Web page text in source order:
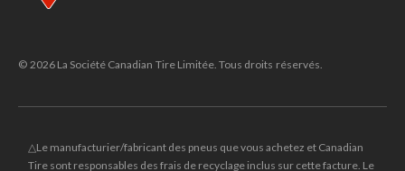
© 2026 La Société Canadian Tire Limitée. Tous droits réservés.
△Le manufacturier/fabricant des pneus que vous achetez et Canadian
Tire sont responsables des frais de recyclage inclus sur cette facture. Le